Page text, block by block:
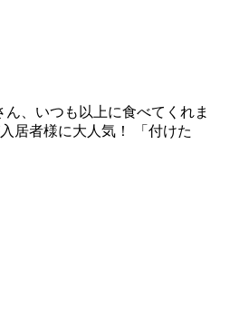
、いつも以上に食べてくれま
居者様に大人気！ 「付けた